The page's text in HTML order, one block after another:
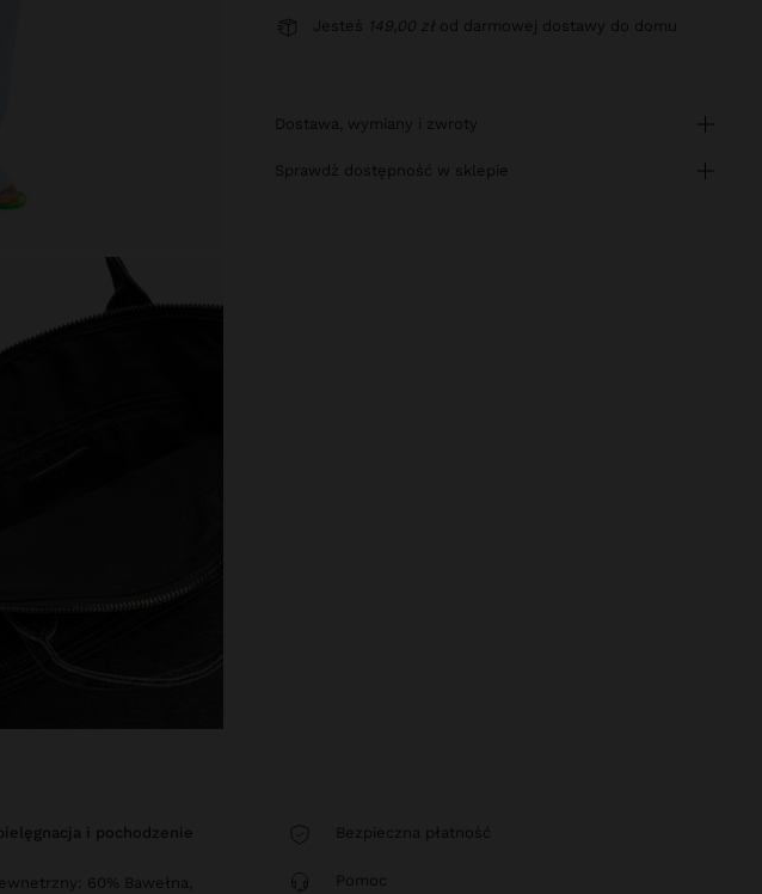
Jesteś 149,00 zł od darmowej dostawy do domu
dostawa, wymiany i zwroty
sprawdź dostępność w sklepie
pielęgnacja i pochodzenie
60% Bawełna,
Bezpieczna płatność
Pomoc